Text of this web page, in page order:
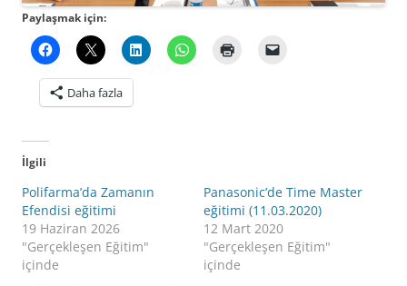
Paylaşmak için:
Daha fazla
İlgili
Polifarma’da Zamanın
Efendisi eğitimi
19 Haziran 2026
"Gerçekleşen Eğitim"
içinde
Panasonic’de Time Master
eğitimi (11.03.2020)
12 Mart 2020
"Gerçekleşen Eğitim"
içinde